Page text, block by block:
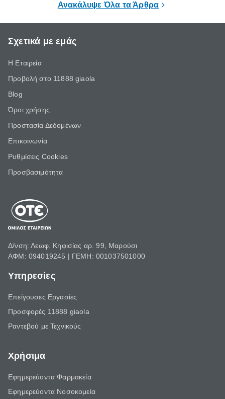
Ανακάλυψε Όλα τα Άρθρα
Σχετικά με εμάς
Η Εταιρεία
Προβολή στο 11888 giaola
Blog
Όροι χρήσης
Προστασία Δεδομένων
Επικοινωνία
Ρυθμίσεις Cookies
Προσβασιμότητα
Δ/νση: Λεωφ. Κηφισίας αρ. 99, Μαρούσι
ΑΦΜ: 094019245 | ΓΕΜΗ: 001037501000
Υπηρεσίες
Επείγουσες Εργασίες
Προσφορές 11888 giaola
Ραντεβού με Τεχνικούς
Χρήσιμα
Εφημερεύοντα Φαρμακεία
Εφημερεύοντα Νοσοκομεία